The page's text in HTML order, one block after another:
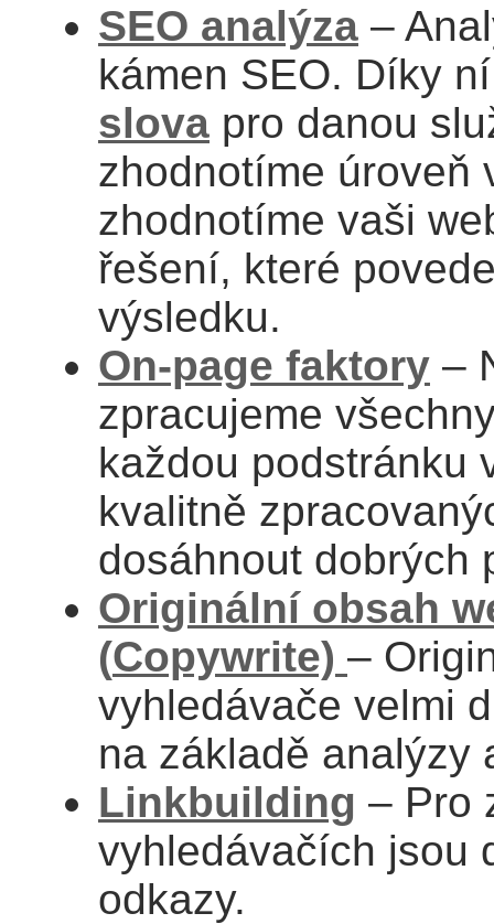
SEO analýza –
kámen SEO. Díky
slova pro danou
zhodnotíme úroveň
zhodnotíme vaši
řešení, které
výsledku.
On-page faktory –
zpracujeme
každou podstránku
kvalitně
dosáhnout dobrých
Originální obsah
(Copywrite) –
vyhledávače velmi
na základě analýzy
Linkbuilding – Pro
vyhledávačích jsou
odkazy.